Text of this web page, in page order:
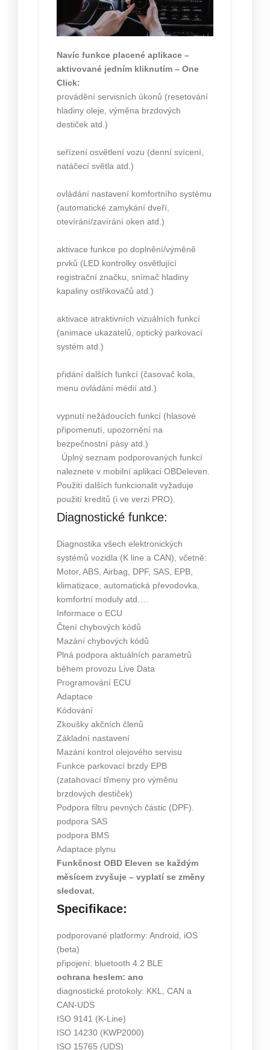
Navíc funkce placené aplikace –
aktivované jedním kliknutím – One
Click:
provádění servisních úkonů (resetování
hladiny oleje, výměna brzdových
destiček atd.)
seřízení osvětlení vozu (denní svícení,
natáčecí světla atd.)
ovládání nastavení komfortního systému
(automatické zamykání dveří,
otevírání/zavírání oken atd.)
aktivace funkce po doplnění/výměně
prvků (LED kontrolky osvětlující
registrační značku, snímač hladiny
kapaliny ostřikovačů atd.)
aktivace atraktivních vizuálních funkcí
(animace ukazatelů, optický parkovací
systém atd.)
přidání dalších funkcí (časovač kola,
menu ovládání médií atd.)
vypnutí nežádoucích funkcí (hlasové
připomenutí, upozornění na
bezpečnostní pásy atd.)
Úplný seznam podporovaných funkcí
naleznete v mobilní aplikaci OBDeleven.
Použití dalších funkcionalit vyžaduje
použití kreditů (i ve verzi PRO).
Diagnostické funkce:
Diagnostika všech elektronických
systémů vozidla (K line a CAN), včetně:
Motor, ABS, Airbag, DPF, SAS, EPB,
klimatizace, automatická převodovka,
komfortní moduly atd….
Informace o ECU
Čtení chybových kódů
Mazání chybových kódů
Plná podpora aktuálních parametrů
během provozu Live Data
Programování ECU
Adaptace
Kódování
Zkoušky akčních členů
Základní nastavení
Mazání kontrol olejového servisu
Funkce parkovací brzdy EPB
(zatahovací třmeny pro výměnu
brzdových destiček)
Podpora filtru pevných částic (DPF).
podpora SAS
podpora BMS
Adaptace plynu
Funkčnost OBD Eleven se každým
měsícem zvyšuje – vyplatí se změny
sledovat.
Specifikace:
podporované platformy: Android, iOS
(beta)
připojení: bluetooth 4.2 BLE
ochrana heslem: ano
diagnostické protokoly: KKL, CAN a
CAN-UDS
ISO 9141 (K-Line)
ISO 14230 (KWP2000)
ISO 15765 (UDS)